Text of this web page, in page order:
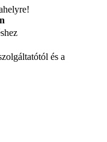
és a